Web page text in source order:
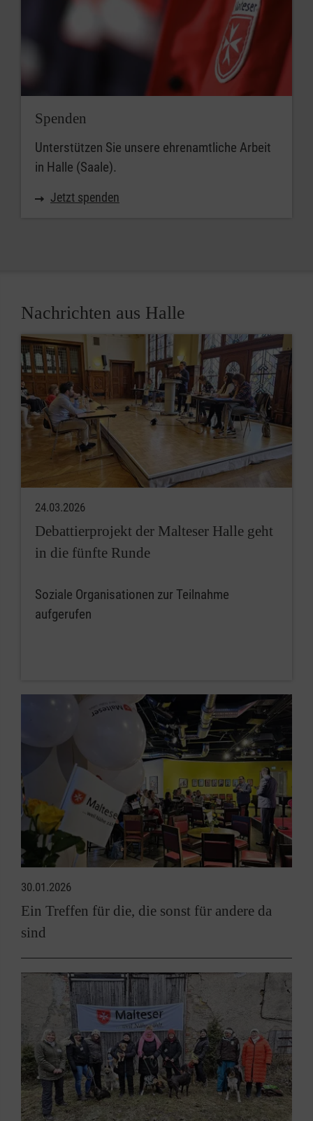
Spenden
Unterstützen Sie unsere ehrenamtliche Arbeit
in Halle (Saale).
Jetzt spenden
Nachrichten aus Halle
24.03.2026
Debattierprojekt der Malteser Halle geht
in die fünfte Runde
Soziale Organisationen zur Teilnahme
aufgerufen
30.01.2026
Ein Treffen für die, die sonst für andere da
sind